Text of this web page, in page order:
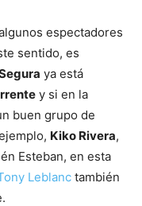
Mundo
espectadores
sentido, es
ya está
y si en la
buen grupo de
Kiko Rivera,
Esteban, en esta
Leblanc también